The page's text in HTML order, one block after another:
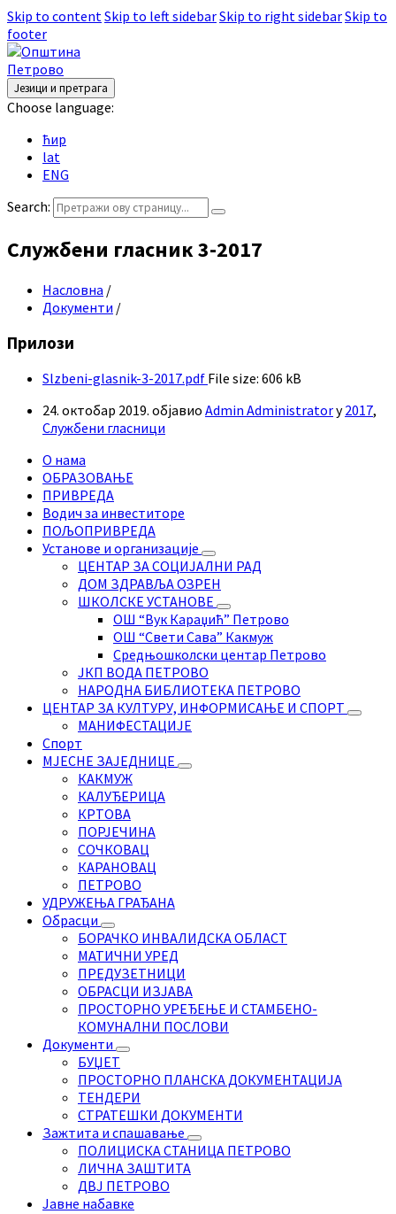
Skip to contentSkip to left sidebarSkip to right sidebarSkip to
footer
Језици и претрага
Choose language:
ћир
lat
ENG
Search:
Службени гласник 3-2017
Насловна /
Документи /
Прилози
Slzbeni-glasnik-3-2017.pdf File size: 606 kB
24. октобар 2019. објавио Admin Administratorу2017,
Службени гласници
О нама
ОБРАЗОВАЊЕ
ПРИВРЕДА
Водич за инвеститоре
ПОЉОПРИВРЕДА
Установе и организације
ЦЕНТАР ЗА СОЦИЈАЛНИ РАД
ДОМ ЗДРАВЉА ОЗРЕН
ШКОЛСКЕ УСТАНОВЕ
ОШ “Вук Караџић” Петрово
ОШ “Свети Сава” Какмуж
Средњошколски центар Петрово
ЈКП ВОДА ПЕТРОВО
НАРОДНА БИБЛИОТЕКА ПЕТРОВО
ЦЕНТАР ЗА КУЛТУРУ, ИНФОРМИСАЊЕ И СПОРТ
МАНИФЕСТАЦИЈЕ
Спорт
МЈЕСНЕ ЗАЈЕДНИЦЕ
КАКМУЖ
КАЛУЂЕРИЦА
КРТОВА
ПОРЈЕЧИНА
СОЧКОВАЦ
КАРАНОВАЦ
ПЕТРОВО
УДРУЖЕЊА ГРАЂАНА
Обрасци
БОРАЧКО ИНВАЛИДСКА ОБЛАСТ
МАТИЧНИ УРЕД
ПРЕДУЗЕТНИЦИ
ОБРАСЦИ ИЗЈАВА
ПРОСТОРНО УРЕЂЕЊЕ И СТАМБЕНО-
КОМУНАЛНИ ПОСЛОВИ
Документи
БУЏЕТ
ПРОСТОРНО ПЛАНСКА ДОКУМЕНТАЦИЈА
ТЕНДЕРИ
СТРАТЕШКИ ДОКУМЕНТИ
Зажтита и спашавање
ПОЛИЦИСКА СТАНИЦА ПЕТРОВО
ЛИЧНА ЗАШТИТА
ДВЈ ПЕТРОВО
Јавне набавке